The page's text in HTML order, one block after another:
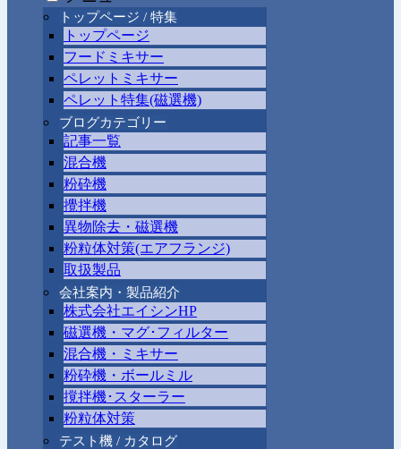
トップページ / 特集
トップページ
フードミキサー
ペレットミキサー
ペレット特集(磁選機)
ブログカテゴリー
記事一覧
混合機
粉砕機
攪拌機
異物除去・磁選機
粉粒体対策(エアフランジ)
取扱製品
会社案内・製品紹介
株式会社エイシンHP
磁選機・マグ･フィルター
混合機・ミキサー
粉砕機・ボールミル
撹拌機･スターラー
粉粒体対策
テスト機 / カタログ